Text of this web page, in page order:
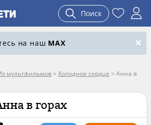
Поиск
на наш MAX
мультфильмов> Холодное сердце > Анна в
в горах